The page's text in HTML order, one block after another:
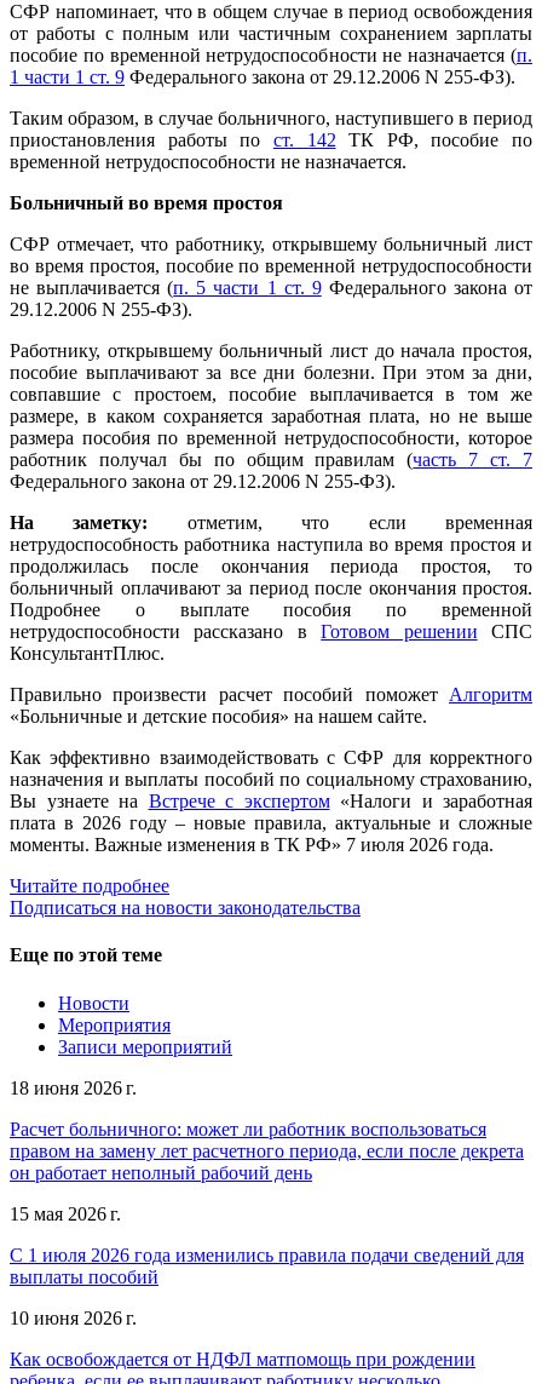
СФР напоминает, что в общем случае в период освобождения
от работы с полным или частичным сохранением зарплаты
пособие по временной нетрудоспособности не назначается (п.
1 части 1 ст. 9 Федерального закона от 29.12.2006 N 255-ФЗ).
Таким образом, в случае больничного, наступившего в период
приостановления работы по ст. 142 ТК РФ, пособие по
временной нетрудоспособности не назначается.
Больничный во время простоя
СФР отмечает, что работнику, открывшему больничный лист
во время простоя, пособие по временной нетрудоспособности
не выплачивается (п. 5 части 1 ст. 9Федерального закона от
29.12.2006 N 255-ФЗ).
Работнику, открывшему больничный лист до начала простоя,
пособие выплачивают за все дни болезни. При этом за дни,
совпавшие с простоем, пособие выплачивается в том же
размере, в каком сохраняется заработная плата, но не выше
размера пособия по временной нетрудоспособности, которое
работник получал бы по общим правилам (часть 7 ст. 7
Федерального закона от 29.12.2006 N 255-ФЗ).
На заметку: отметим, что если временная
нетрудоспособность работника наступила во время простоя и
продолжилась после окончания периода простоя, то
больничный оплачивают за период после окончания простоя.
Подробнее о выплате пособия по временной
нетрудоспособности рассказано вГотовом решении СПС
КонсультантПлюс.
Правильно произвести расчет пособий поможет Алгоритм
«Больничные и детские пособия» на нашем сайте.
Как эффективно взаимодействовать с СФР для корректного
назначения и выплаты пособий по социальному страхованию,
Вы узнаете на Встрече с экспертом«Налоги и заработная
плата в 2026 году – новые правила, актуальные и сложные
моменты. Важные изменения в ТК РФ» 7 июля 2026 года.
Читайте подробнее
Подписаться на новости законодательства
Еще по этой теме
Новости
Мероприятия
Записи мероприятий
18 июня 2026 г.
Расчет больничного: может ли работник воспользоваться
правом на замену лет расчетного периода, если после декрета
он работает неполный рабочий день
15 мая 2026 г.
С 1 июля 2026 года изменились правила подачи сведений для
выплаты пособий
10 июня 2026 г.
Как освобождается от НДФЛ матпомощь при рождении